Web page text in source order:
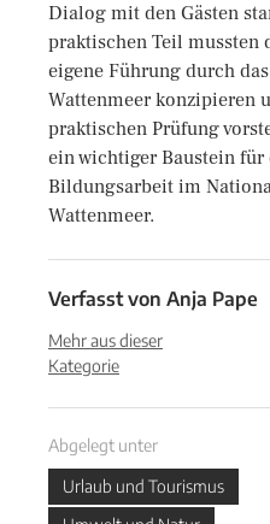
Dialog mit den Gästen
praktischen Teil mussten
eigene Führung durch
Wattenmeer konzipieren
praktischen Prüfung
ein wichtiger Baustein
Bildungsarbeit im
Wattenmeer.
Verfasst von Anja Pape
Mehr aus dieser
Kategorie
Abgelegt unter
Urlaub und Tourismus